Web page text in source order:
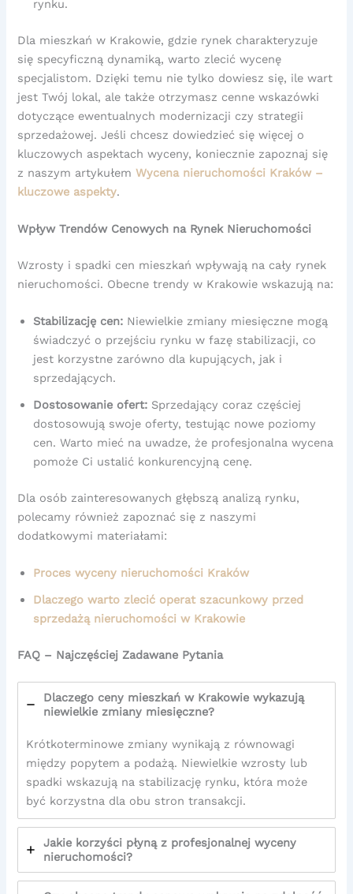
rynku.
Dla mieszkań w Krakowie, gdzie rynek charakteryzuje
się specyficzną dynamiką, warto zlecić wycenę
specjalistom. Dzięki temu nie tylko dowiesz się, ile wart
jest Twój lokal, ale także otrzymasz cenne wskazówki
dotyczące ewentualnych modernizacji czy strategii
sprzedażowej. Jeśli chcesz dowiedzieć się więcej o
kluczowych aspektach wyceny, koniecznie zapoznaj się
z naszym artykułem Wycena nieruchomości Kraków –
kluczowe aspekty.
Wpływ Trendów Cenowych na Rynek Nieruchomości
Wzrosty i spadki cen mieszkań wpływają na cały rynek
nieruchomości. Obecne trendy w Krakowie wskazują na:
Stabilizację cen: Niewielkie zmiany miesięczne mogą
świadczyć o przejściu rynku w fazę stabilizacji, co
jest korzystne zarówno dla kupujących, jak i
sprzedających.
Dostosowanie ofert: Sprzedający coraz częściej
dostosowują swoje oferty, testując nowe poziomy
cen. Warto mieć na uwadze, że profesjonalna wycena
pomoże Ci ustalić konkurencyjną cenę.
Dla osób zainteresowanych głębszą analizą rynku,
polecamy również zapoznać się z naszymi
dodatkowymi materiałami:
Proces wyceny nieruchomości Kraków
Dlaczego warto zlecić operat szacunkowy przed
sprzedażą nieruchomości w Krakowie
FAQ – Najczęściej Zadawane Pytania
Dlaczego ceny mieszkań w Krakowie wykazują
niewielkie zmiany miesięczne?
Krótkoterminowe zmiany wynikają z równowagi
między popytem a podażą. Niewielkie wzrosty lub
spadki wskazują na stabilizację rynku, która może
być korzystna dla obu stron transakcji.
Jakie korzyści płyną z profesjonalnej wyceny
nieruchomości?